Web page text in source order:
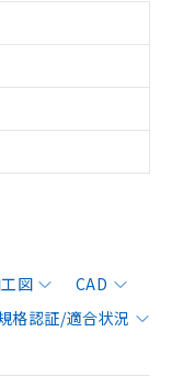
図
CAD
格認証/適合状況